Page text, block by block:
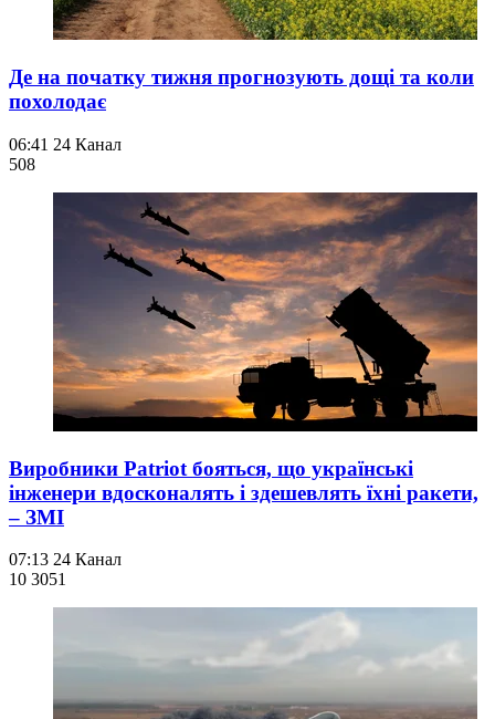
Де на початку тижня прогнозують дощі та коли
похолодає
06:41 24 Канал
508
Виробники Patriot бояться, що українські
інженери вдосконалять і здешевлять їхні ракети,
– ЗМІ
07:13 24 Канал
10 3051